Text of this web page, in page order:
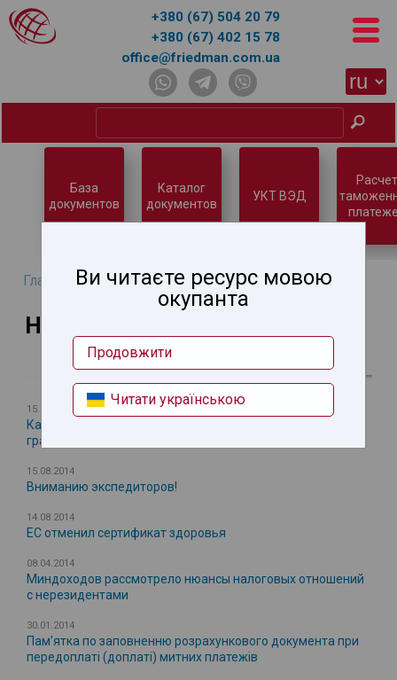
+380 (67) 504 20 79
+380 (67) 402 15 78
office@friedman.com.ua
Главная → Новости
Новости
15.08.2014
Кабмин расширил перечень ж/д пунктов пропуска через
границу Украины алкоголя и табака
15.08.2014
Вниманию экспедиторов!
14.08.2014
ЕС отменил сертификат здоровья
08.04.2014
Миндоходов рассмотрело нюансы налоговых отношений
с нерезидентами
30.01.2014
Пам’ятка по заповненню розрахункового документа при
передоплаті (доплаті) митних платежів
База
документов
Каталог
документов
УКТ ВЭД
Расчет
Ви читаєте ресурс мовою
окупанта
Продовжити
Читати українською